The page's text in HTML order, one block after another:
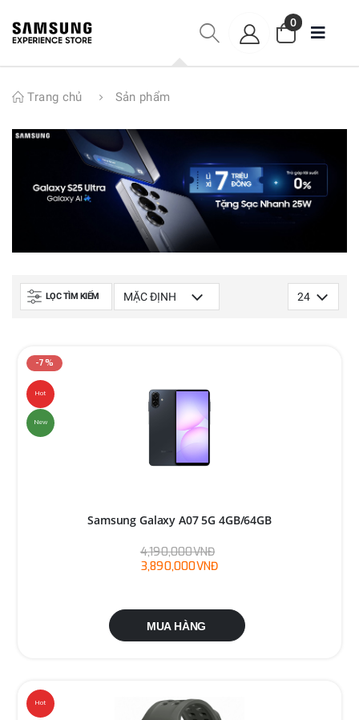
0
Trang chủ Sản phẩm
LỌC TÌM KIẾM
-7%
Hot
New
Samsung Galaxy A07 5G 4GB/64GB
4,190,000VNĐ
3,890,000VNĐ
MUA HÀNG
Hot